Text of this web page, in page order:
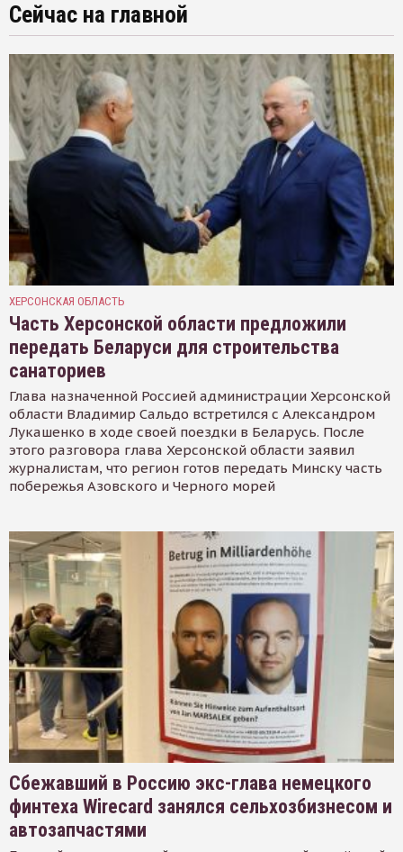
Сейчас на главной
ХЕРСОНСКАЯ ОБЛАСТЬ
Часть Херсонской области предложили
передать Беларуси для строительства
санаториев
Глава назначенной Россией администрации Херсонской
области Владимир Сальдо встретился с Александром
Лукашенко в ходе своей поездки в Беларусь. После
этого разговора глава Херсонской области заявил
журналистам, что регион готов передать Минску часть
побережья Азовского и Черного морей
Сбежавший в Россию экс-глава немецкого
финтеха Wirecard занялся сельхозбизнесом и
автозапчастями